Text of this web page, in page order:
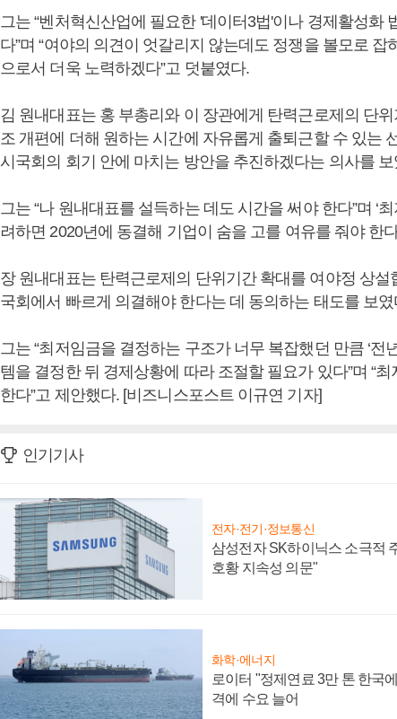
그는 “벤처혁신산업에 필요한 '데이터3법'이나 경제활성화
다”며 “여야의 의견이 엇갈리지 않는데도 정쟁을 볼모로
으로서 더욱 노력하겠다”고 덧붙였다.
김 원내대표는 홍 부총리와 이 장관에게 탄력근로제의 단
조 개편에 더해 원하는 시간에 자유롭게 출퇴근할 수 있는
시국회의 회기 안에 마치는 방안을 추진하겠다는 의사를 보
그는 “나 원내대표를 설득하는 데도 시간을 써야 한다”며 ‘
려하면 2020년에 동결해 기업이 숨을 고를 여유를 줘야 한
장 원내대표는 탄력근로제의 단위기간 확대를 여야정 상
국회에서 빠르게 의결해야 한다는 데 동의하는 태도를 보였
그는 “최저임금을 결정하는 구조가 너무 복잡했던 만큼 ‘전
템을 결정한 뒤 경제상황에 따라 조절할 필요가 있다”며 “
한다”고 제안했다. [비즈니스포스트 이규연 기자]
인기기사
전자·전기·정보통신
삼성전자 SK하이닉스 소극적
호황 지속성 의문"
화학·에너지
로이터 "정제연료 3만 톤 한국
격에 수요 늘어